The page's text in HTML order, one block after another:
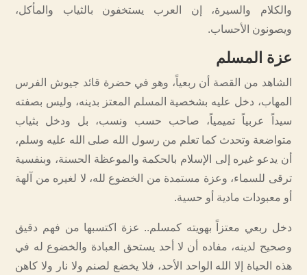
والكلام والسيرة، إن العرب يستخفون بالثياب والمأكل،
ويصونون الأحساب.
عزة المسلم
الشاهد من القصة أن ربعياً، وهو في حضرة قائد جيوش الفرس
المهاب، دخل عليه بشخصية المسلم المعتز بدينه، وليس بصفته
سيداً عربياً تميمياً، صاحب حسب ونسب، بل ودخل بثياب
متواضعة وتحدث كما تعلم من رسول الله صلى الله عليه وسلم،
أن يدعو غيره إلى الإسلام بالحكمة والموعظة الحسنة، وبنفسية
ترقى للسماء، وعزة مستمدة من الخضوع لله، لا لغيره من آلهة
أو معبودات مادية أو حسية.
دخل ربعي معتزاً بهويته كمسلم.. عزة اكتسبها من فهم دقيق
وصحيح لدينه، مفاده أن لا أحد يستحق العبادة والخضوع له في
هذه الحياة إلا الله الواحد الأحد، فلا يخضع لصنم ولا نار ولا كاهن